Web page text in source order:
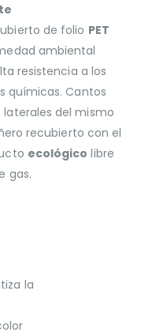
de folio PET
ambiental
resistencia a los
químicas. Cantos
laterales del mismo
recubierto con el
ecológico libre
gas.
la